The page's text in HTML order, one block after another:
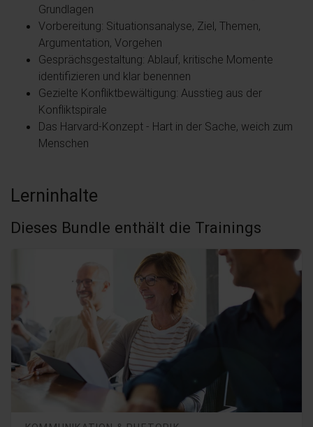
Grundlagen
Vorbereitung: Situationsanalyse, Ziel, Themen,
Argumentation, Vorgehen
Gesprächsgestaltung: Ablauf, kritische Momente
identifizieren und klar benennen
Gezielte Konfliktbewältigung: Ausstieg aus der
Konfliktspirale
Das Harvard-Konzept - Hart in der Sache, weich zum
Menschen
Lerninhalte
Dieses Bundle enthält die Trainings